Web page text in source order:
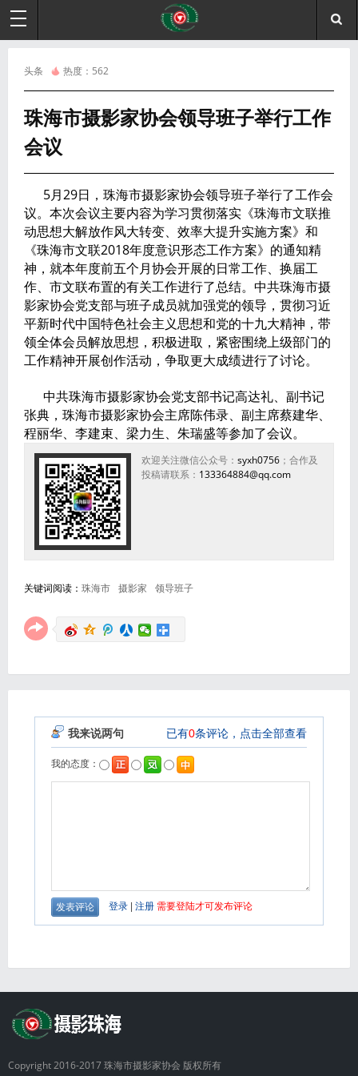
头条 热度： 562
珠海市摄影家协会领导班子举行工作
会议
5月29日，珠海市摄影家协会领导班子举行了工作会
议。本次会议主要内容为学习贯彻落实《珠海市文联推
动思想大解放作风大转变、效率大提升实施方案》和
《珠海市文联2018年度意识形态工作方案》的通知精
神，就本年度前五个月协会开展的日常工作、换届工
作、市文联布置的有关工作进行了总结。中共珠海市摄
影家协会党支部与班子成员就加强党的领导，贯彻习近
平新时代中国特色社会主义思想和党的十九大精神，带
领全体会员解放思想，积极进取，紧密围绕上级部门的
工作精神开展创作活动，争取更大成绩进行了讨论。
中共珠海市摄影家协会党支部书记高达礼、副书记
张典，珠海市摄影家协会主席陈伟录、副主席蔡建华、
程丽华、李建束、梁力生、朱瑞盛等参加了会议。
欢迎关注微信公众号： syxh0756；合作及
投稿请联系： 133364884@qq.com
关键词阅读： 珠海市 摄影家 领导班子
Copyright 2016-2017 珠海市摄影家协会 版权所有